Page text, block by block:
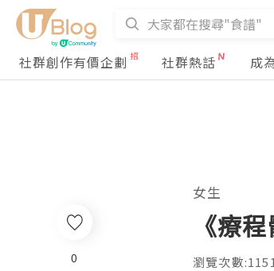
社群創作有價企劃
社群熱話 成
0
女生
《療
瀏覽次數:1151